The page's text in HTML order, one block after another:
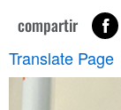
compartir
Translate Page